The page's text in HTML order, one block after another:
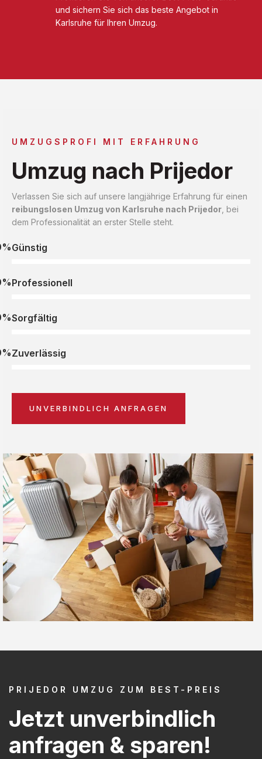
und sichern Sie sich das beste Angebot in
Karlsruhe für Ihren Umzug.
UMZUGSPROFI MIT ERFAHRUNG
Umzug nach Prijedor
Verlassen Sie sich auf unsere langjährige Erfahrung für einen
reibungslosen Umzug von Karlsruhe nach Prijedor , bei
dem Professionalität an erster Stelle steht.
Günstig
Professionell
Sorgfältig
Zuverlässig
UNVERBINDLICH ANFRAGEN
PRIJEDOR UMZUG ZUM BEST-PREIS
Jetzt unverbindlich
anfragen & sparen!